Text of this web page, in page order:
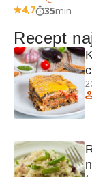
4,7 35min
Recept